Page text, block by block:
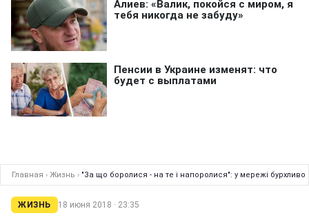
Главная › Жизнь › "За що боролися - на те і напоролися": у мережі
ЖИЗНЬ 18 июня 2018 · 23:35